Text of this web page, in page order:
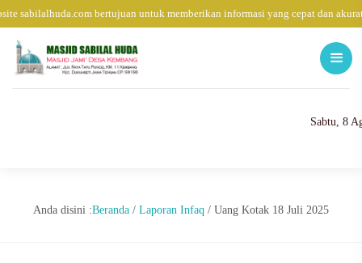
sabilalhuda.com bertujuan untuk memberikan informasi yang cepat dan
Sabtu, 8
Anda disini :Beranda / Laporan Infaq / Uang Kotak 18 Juli 2025